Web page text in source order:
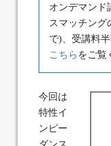
オンデマンド
スマッチング
で)、受講料
こちら をご覧
今回は
特性イ
ンピー